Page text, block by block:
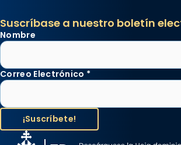
Suscríbase a nuestro boletín
Nombre
Correo Electrónico *